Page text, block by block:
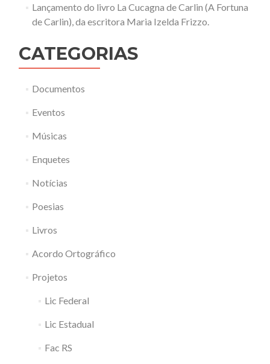
Lançamento do livro La Cucagna de Carlin (A Fortuna
de Carlin), da escritora Maria Izelda Frizzo.
CATEGORIAS
Documentos
Eventos
Músicas
Enquetes
Notícias
Poesias
Livros
Acordo Ortográfico
Projetos
Lic Federal
Lic Estadual
Fac RS